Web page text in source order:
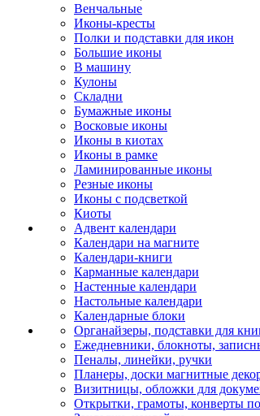
Венчальные
Иконы-кресты
Полки и подставки для икон
Большие иконы
В машину
Кулоны
Складни
Бумажные иконы
Восковые иконы
Иконы в киотах
Иконы в рамке
Ламинированные иконы
Резные иконы
Иконы с подсветкой
Киоты
Адвент календари
Календари на магните
Календари-книги
Карманные календари
Настенные календари
Настольные календари
Календарные блоки
Органайзеры, подставки для
Ежедневники, блокноты,
Пеналы, линейки, ручки
Планеры, доски магнитные
Визитницы, обложки для
Открытки, грамоты, конверты